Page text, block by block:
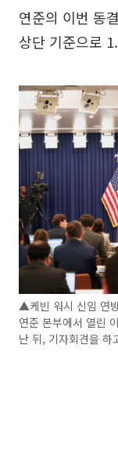
연준의 이번 동
상단 기준으로
▲케빈 워시 신임 연
연준 본부에서 열린
난 뒤, 기자회견을